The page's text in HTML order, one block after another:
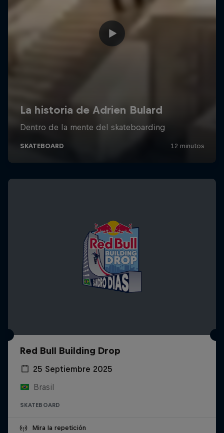
Red Bull Building Drop
25 Septiembre 2025
Brasil
SKATEBOARD
Mira la repetición